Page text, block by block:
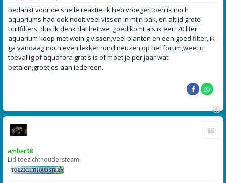
r
i
c
h
bedankt voor de snelle reaktie, ik heb vroeger toen ik noch
aquariums had ook nooit veel vissen in mijn bak, en altijd grote
buitfilters, dus ik denk dat het wel goed komt als ik een 70 liter
aquarium koop met weinig vissen,veel planten en een goed filter, ik
ga vandaag noch even lekker rond neuzen op het forum,weet u
toevallig of aquafora gratis is of moet je per jaar wat
betalen,groetjes aan iedereen.
O
amber98
Lid toezichthoudersteam